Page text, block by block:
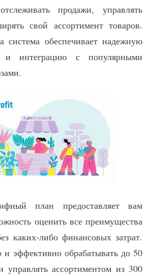
продажи, управлять
свой ассортимент товаров.
система обеспечивает надежную
интеграцию с популярными
план предоставляет вам
оценить все преимущества
каких-либо финансовых затрат.
и эффективно обрабатывать до 50
ассортиментом из 300